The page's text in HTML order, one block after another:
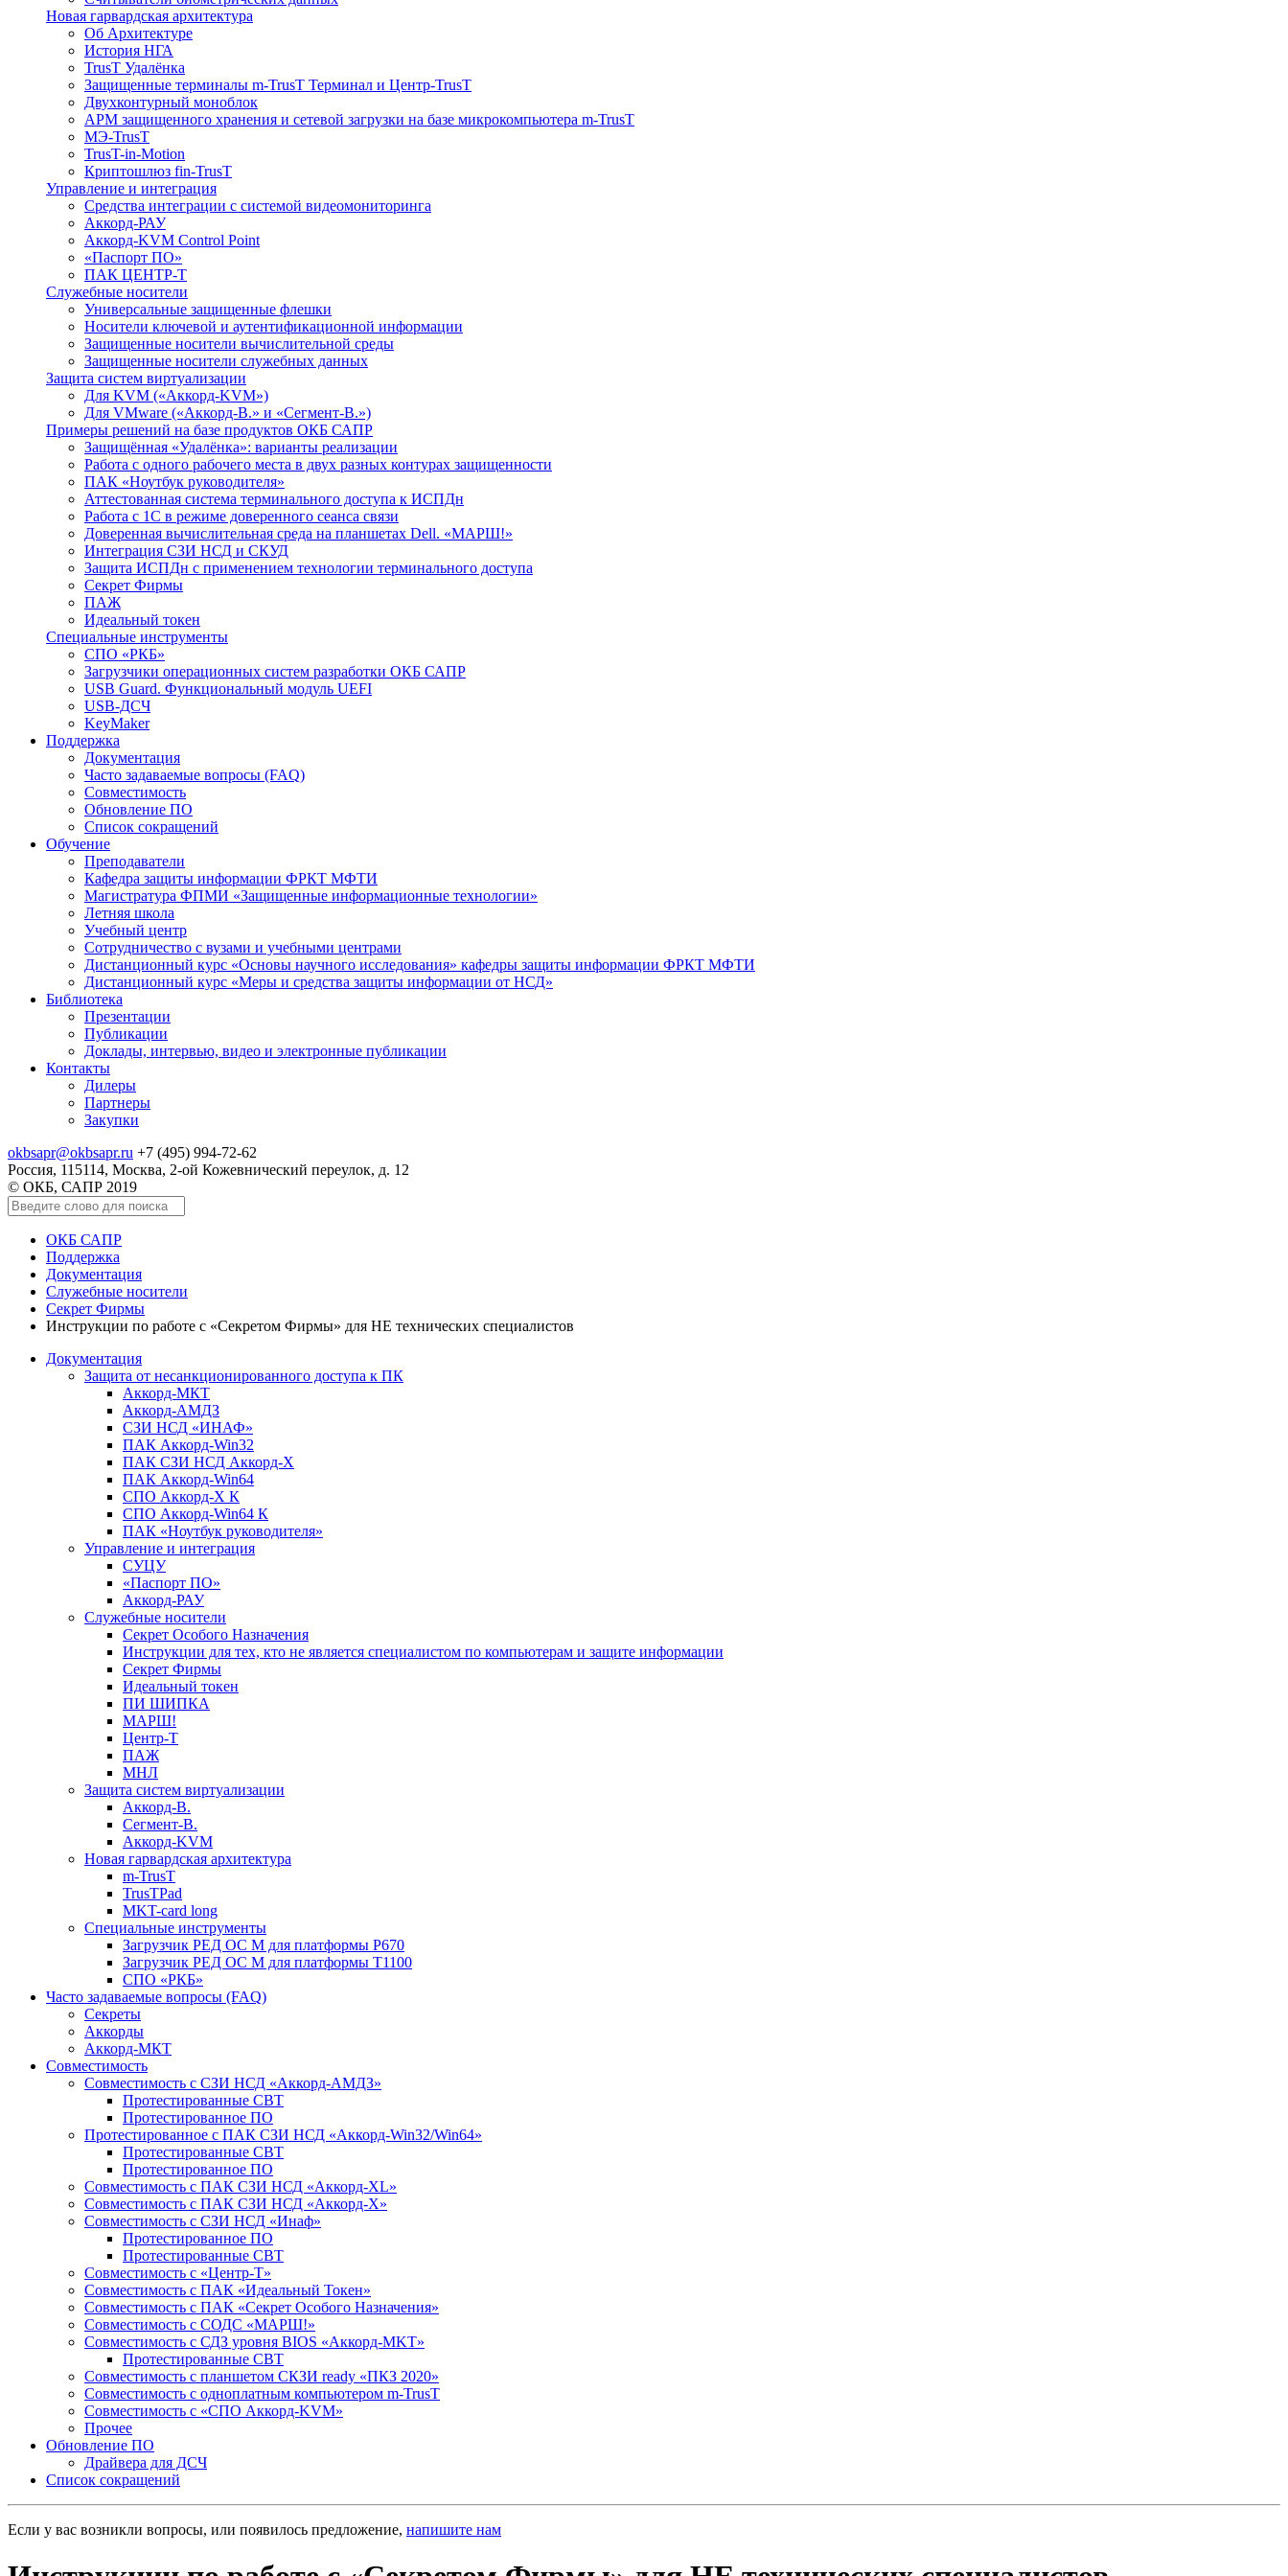
Новая гарвардская архитектура
Об Архитектуре
История НГА
TrusT Удалёнка
Защищенные терминалы m-TrusT Терминал и Центр-TrusT
Двухконтурный моноблок
АРМ защищенного хранения и сетевой загрузки на базе микрокомпьютера m-TrusT
МЭ-TrusT
TrusT-in-Motion
Криптошлюз fin-TrusT
Управление и интеграция
Средства интеграции с системой видеомониторинга
Аккорд-РАУ
Аккорд-KVM Control Point
«Паспорт ПО»
ПАК ЦЕНТР-Т
Служебные носители
Универсальные защищенные флешки
Носители ключевой и аутентификационной информации
Защищенные носители вычислительной среды
Защищенные носители служебных данных
Защита систем виртуализации
Для KVM («Аккорд-KVM»)
Для VMware («Аккорд-В.» и «Сегмент-В.»)
Примеры решений на базе продуктов ОКБ САПР
Защищённая «Удалёнка»: варианты реализации
Работа с одного рабочего места в двух разных контурах защищенности
ПАК «Ноутбук руководителя»
Аттестованная система терминального доступа к ИСПДн
Работа с 1С в режиме доверенного сеанса связи
Доверенная вычислительная среда на планшетах Dell. «МАРШ!»
Интеграция СЗИ НСД и СКУД
Защита ИСПДн с применением технологии терминального доступа
Секрет Фирмы
ПАЖ
Идеальный токен
Специальные инструменты
СПО «РКБ»
Загрузчики операционных систем разработки ОКБ САПР
USB Guard. Функциональный модуль UEFI
USB-ДСЧ
KeyMaker
Поддержка
Документация
Часто задаваемые вопросы (FAQ)
Совместимость
Обновление ПО
Список сокращений
Обучение
Преподаватели
Кафедра защиты информации ФРКТ МФТИ
Магистратура ФПМИ «Защищенные информационные технологии»
Летняя школа
Учебный центр
Сотрудничество с вузами и учебными центрами
Дистанционный курс «Основы научного исследования» кафедры защиты информации ФРКТ МФТИ
Дистанционный курс «Меры и средства защиты информации от НСД»
Библиотека
Презентации
Публикации
Доклады, интервью, видео и электронные публикации
Контакты
Дилеры
Партнеры
Закупки
okbsapr@okbsapr.ru +7 (495) 994-72-62
Россия, 115114, Москва, 2-ой Кожевнический переулок, д. 12
© ОКБ, САПР 2019
ОКБ САПР
Поддержка
Документация
Служебные носители
Секрет Фирмы
Инструкции по работе с «Секретом Фирмы» для НЕ технических специалистов
Документация
Защита от несанкционированного доступа к ПК
Аккорд-МКТ
Аккорд-АМДЗ
СЗИ НСД «ИНАФ»
ПАК Аккорд-Win32
ПАК СЗИ НСД Аккорд-X
ПАК Аккорд-Win64
СПО Аккорд-X К
СПО Аккорд-Win64 К
ПАК «Ноутбук руководителя»
Управление и интеграция
СУЦУ
«Паспорт ПО»
Аккорд-РАУ
Служебные носители
Секрет Особого Назначения
Инструкции для тех, кто не является специалистом по компьютерам и защите информации
Секрет Фирмы
Идеальный токен
ПИ ШИПКА
МАРШ!
Центр-Т
ПАЖ
МНЛ
Защита систем виртуализации
Аккорд-В.
Сегмент-В.
Аккорд-KVM
Новая гарвардская архитектура
m-TrusT
TrusTPad
MKT-card long
Специальные инструменты
Загрузчик РЕД ОС М для платформы Р670
Загрузчик РЕД ОС М для платформы Т1100
СПО «РКБ»
Часто задаваемые вопросы (FAQ)
Секреты
Аккорды
Аккорд-МКТ
Совместимость
Совместимость с СЗИ НСД «Аккорд-АМДЗ»
Протестированные СВТ
Протестированное ПО
Протестированное с ПАК СЗИ НСД «Аккорд-Win32/Win64»
Протестированные СВТ
Протестированное ПО
Совместимость с ПАК СЗИ НСД «Аккорд-ХL»
Совместимость с ПАК СЗИ НСД «Аккорд-Х»
Совместимость с СЗИ НСД «Инаф»
Протестированное ПО
Протестированные СВТ
Совместимость с «Центр-Т»
Совместимость с ПАК «Идеальный Токен»
Совместимость с ПАК «Секрет Особого Назначения»
Cовместимость с СОДС «МАРШ!»
Совместимость с СДЗ уровня BIOS «Аккорд-MKT»
Протестированные СВТ
Совместимость с планшетом СКЗИ ready «ПКЗ 2020»
Совместимость с одноплатным компьютером m-TrusT
Совместимость с «СПО Аккорд-KVM»
Прочее
Обновление ПО
Драйвера для ДСЧ
Список сокращений
Если у вас возникли вопросы, или появилось предложение, напишите нам